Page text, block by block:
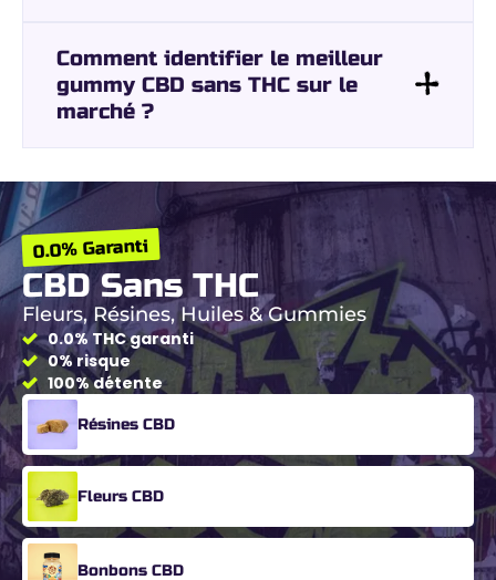
Comment identifier le meilleur
gummy CBD sans THC sur le
marché ?
CBD Sans THC
Fleurs, Résines, Huiles & Gummies
0.0% Garanti
0.0% THC garanti
0% risque
100% détente
Résines CBD
Fleurs CBD
Bonbons CBD